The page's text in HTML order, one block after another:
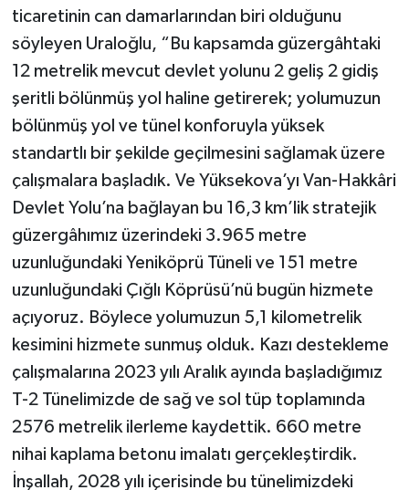
ticaretinin can damarlarından biri olduğunu
söyleyen Uraloğlu, “Bu kapsamda güzergâhtaki
12 metrelik mevcut devlet yolunu 2 geliş 2 gidiş
şeritli bölünmüş yol haline getirerek; yolumuzun
bölünmüş yol ve tünel konforuyla yüksek
standartlı bir şekilde geçilmesini sağlamak üzere
çalışmalara başladık. Ve Yüksekova’yı Van-Hakkâri
Devlet Yolu’na bağlayan bu 16,3 km’lik stratejik
güzergâhımız üzerindeki 3.965 metre
uzunluğundaki Yeniköprü Tüneli ve 151 metre
uzunluğundaki Çığlı Köprüsü’nü bugün hizmete
açıyoruz. Böylece yolumuzun 5,1 kilometrelik
kesimini hizmete sunmuş olduk. Kazı destekleme
çalışmalarına 2023 yılı Aralık ayında başladığımız
T-2 Tünelimizde de sağ ve sol tüp toplamında
2576 metrelik ilerleme kaydettik. 660 metre
nihai kaplama betonu imalatı gerçekleştirdik.
İnşallah, 2028 yılı içerisinde bu tünelimizdeki